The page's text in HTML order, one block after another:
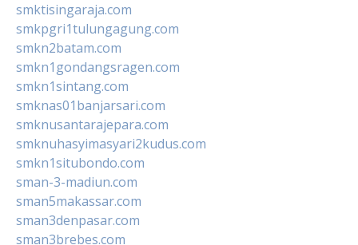
smktisingaraja.com
smkpgri1tulungagung.com
smkn2batam.com
smkn1gondangsragen.com
smkn1sintang.com
smknas01banjarsari.com
smknusantarajepara.com
smknuhasyimasyari2kudus.com
smkn1situbondo.com
sman-3-madiun.com
sman5makassar.com
sman3denpasar.com
sman3brebes.com